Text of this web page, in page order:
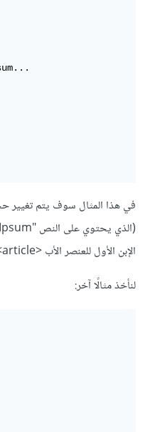
في هذا المثال سوف يتم تغيير
الإبن الأول للعنصر الأب <article>.
لنأخذ مثالًا آخر: